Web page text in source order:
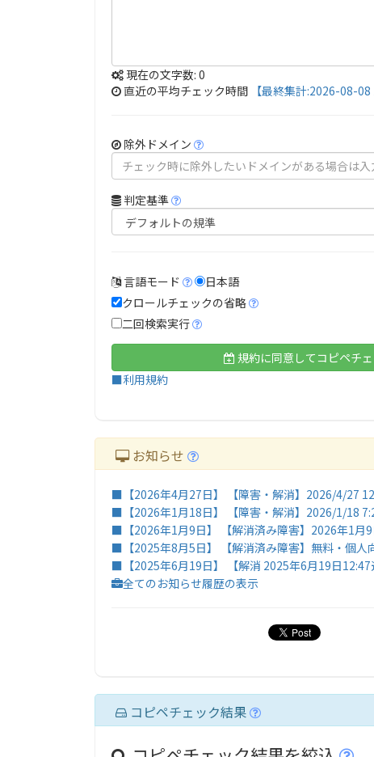
現在の文字数: 0
直近の平均チェック時間 【最終集計:2026-08-
除外ドメイン
判定基準
言語モード 日本語
クロールチェックの省略
二回検索実行
規約に同意してコピペチ
■利用規約
お知らせ
■【2026年4月27日】 【障害・解消】2026/4/27
■【2026年1月18日】 【障害・解消】2026/1/18
■【2026年1月9日】 【解消済み障害】2026年1月
■【2025年8月5日】 【解消済み障害】無料・個人
■【2025年6月19日】 【解消 2025年6月19日
全てのお知らせ履歴の表示
コピペチェック結果